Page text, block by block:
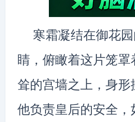
寒霜凝结在御花
睛，俯瞰着这片笼
耸的宫墙之上，身
他负责皇后的安全